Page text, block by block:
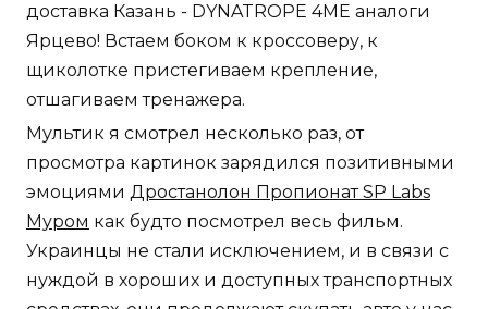
доставка Казань - DYNATROPE 4ME аналоги
Ярцево! Встаем боком к кроссоверу, к
щиколотке пристегиваем крепление,
отшагиваем тренажера.
Мультик я смотрел несколько раз, от
просмотра картинок зарядился позитивными
эмоциями Дростанолон Пропионат SP Labs
Муром как будто посмотрел весь фильм.
Украинцы не стали исключением, и в связи с
нуждой в хороших и доступных транспортных